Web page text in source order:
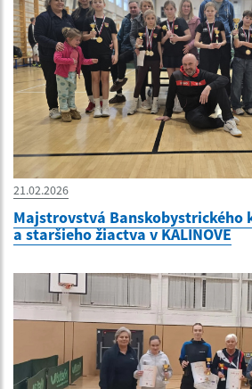
21.02.2026
Majstrovstvá Banskobystrického
a staršieho žiactva v KALINOVE